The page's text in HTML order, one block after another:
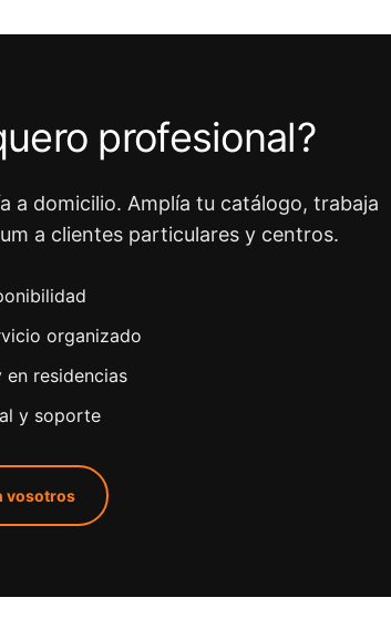
profesional?
a domicilio. Amplía tu catálogo, trabaja
a clientes particulares y centros.
organizado
residencias
y soporte
vosotros